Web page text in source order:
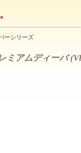
»
ーシリーズ
ミアムディーバ